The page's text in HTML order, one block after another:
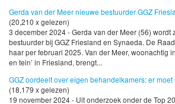
Gerda van der Meer nieuwe bestuurder GGZ
(20,210 x gelezen)
3 december 2024 - Gerda van der Meer (56) wordt
bestuurder bij GGZ Friesland en Synaeda. De
haar per februari 2025. Van der Meer, woonachtig
en tein’ in Friesland, brengt...
GGZ oordeelt over eigen behandelkamers: er moet
(18,179 x gelezen)
19 november 2024 - Uit onderzoek onder de Top